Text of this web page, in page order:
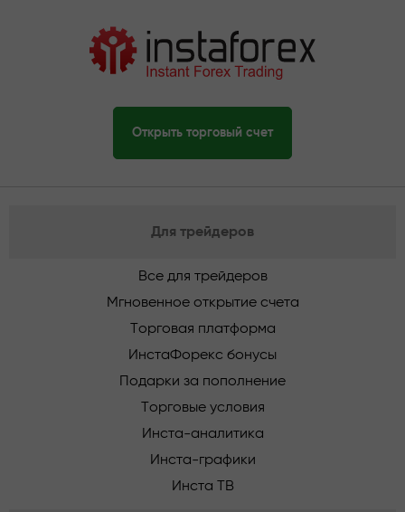
Открыть торговый счет
Для трейдеров
Все для трейдеров
Мгновенное открытие счета
Торговая платформа
ИнстаФорекс бонусы
Подарки за пополнение
Торговые условия
Инста-аналитика
Инста-графики
Инста ТВ